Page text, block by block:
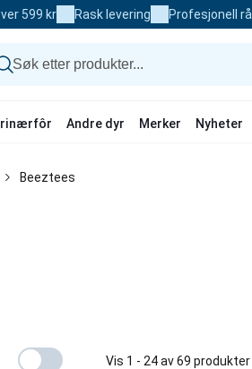
599 kr Rask levering Profesjonell
Andre dyr Merker Nyheter
Beeztees
Vis 1 - 24 av 69 produkter